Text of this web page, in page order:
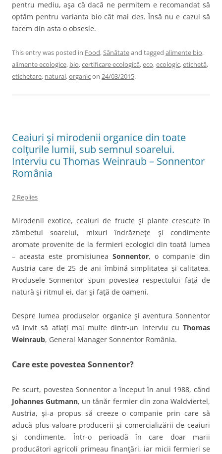
pentru mediu, aşa că dacă ne permitem e recomandat să
optăm pentru varianta bio cât mai des. Însă nu e cazul să
facem din asta o obsesie.
This entry was posted in Food,Sănătateand tagged alimente bio,
alimente ecologice, bio,certificare ecologică,eco,ecologic,etichetă,
etichetare, natural,organicon 24/03/2015.
Ceaiuri şi mirodenii organice din toate
colţurile lumii, sub semnul soarelui.
Interviu cu Thomas Weinraub – Sonnentor
România
2 Replies
Mirodenii exotice, ceaiuri de fructe şi plante crescute în
zâmbetul soarelui, mixuri îndrăzneţe şi condimente
aromate provenite de la fermieri ecologici din toată lumea
– aceasta este promisiunea Sonnentor, o companie din
Austria care de 25 de ani îmbină simplitatea şi calitatea.
Produsele Sonnentor spun povestea respectului faţă de
natură şi ritmul ei, dar şi faţă de oameni.
Despre lumea produselor organice şi aventura Sonnentor
vă invit să aflaţi mai multe dintr-un interviu cu Thomas
Weinraub, General Manager Sonnentor România.
Care este povestea Sonnentor?
Pe scurt, povestea Sonnentor a început în anul 1988, când
Johannes Gutmann, un tânăr fermier din zona Waldviertel,
Austria, şi-a propus să creeze o companie prin care să
aducă plus-valoare producerii şi comercializării de ceaiuri
şi condimente. Într-o perioadă în care doar marii
producători agricoli primeau finanţări, iar micii fermieri se